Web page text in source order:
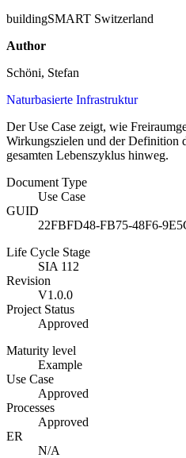
buildingSMART Switzerland
Author
Schöni, Stefan
Naturbasierte Infrastruktur
Der Use Case zeigt, wie
Wirkungszielen und der Definition
gesamten Lebenszyklus hinweg.
Document Type
Use Case
GUID
22FBFD48-FB75-48F6-
Life Cycle Stage
SIA 112
Revision
V1.0.0
Project Status
Approved
Maturity level
Example
Use Case
Approved
Processes
Approved
ER
N/A